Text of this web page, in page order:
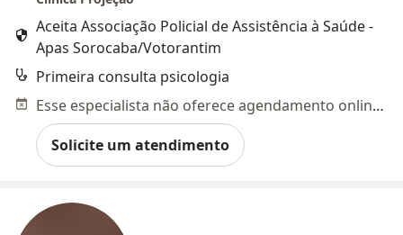
Aceita Associação Policial de Assistência à Saúde -
Apas Sorocaba/Votorantim
Primeira consulta psicologia
Esse especialista não oferece agendamento online para esse endereço.
Solicite um atendimento